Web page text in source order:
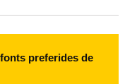
preferides de